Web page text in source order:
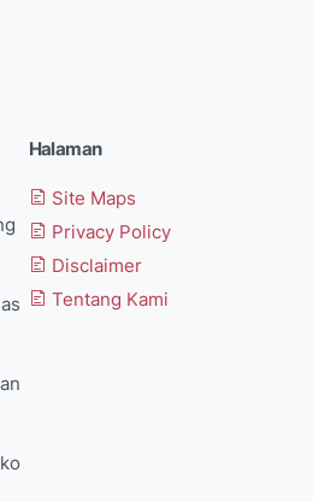
Halaman
Site Maps
Privacy Policy
Disclaimer
Tentang Kami